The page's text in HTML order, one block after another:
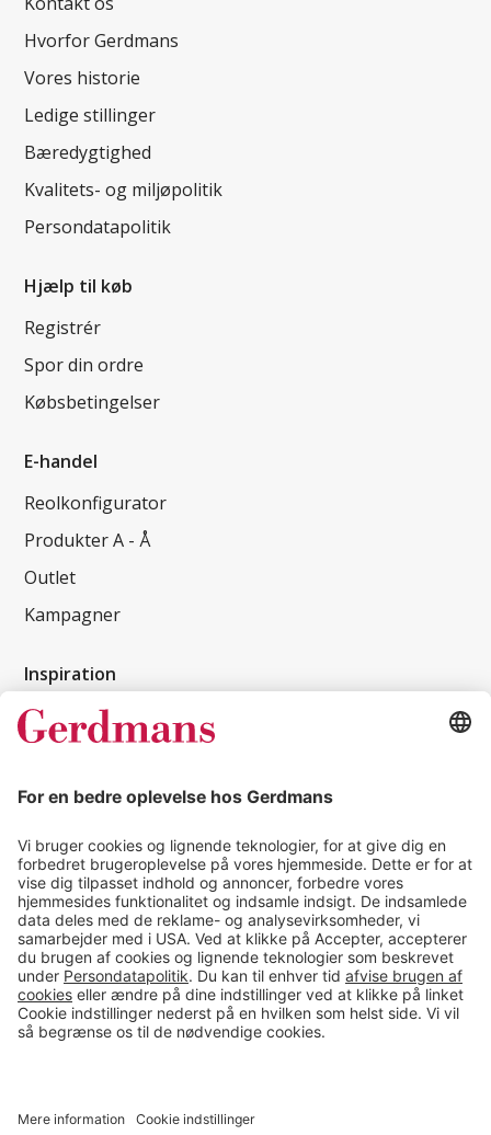
Hvorfor Gerdmans
Vores historie
Ledige stillinger
Bæredygtighed
Kvalitets- og miljøpolitik
Persondatapolitik
Hjælp til køb
Registrér
Spor din ordre
Købsbetingelser
E-handel
Reolkonfigurator
Produkter A - Å
Outlet
Kampagner
Inspiration
Kundereferencer
Tips & guides
Kontakt
salg@gerdmans.dk
49 18 07 07
Salgsafdeling åbningstider
08.00-16.00
© 2026 Gerdmans Kontor- & Lagerudstyr A/S Alle priser er ekskl.